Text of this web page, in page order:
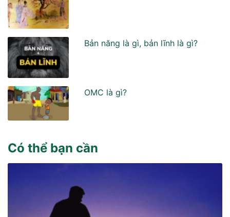
Bản năng là gì, bản lĩnh là gì?
OMC là gì?
Có thể bạn cần